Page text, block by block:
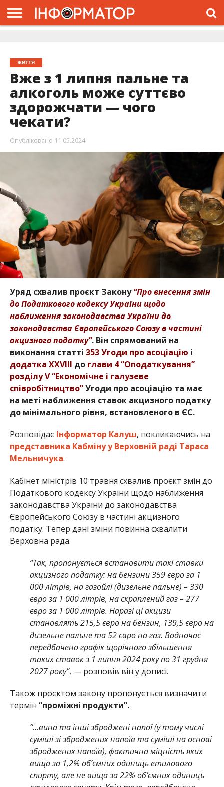
ЖИТТЯ
Вже з 1 липня пальне та
алкоголь може суттєво
здорожчати — чого
чекати?
Опубліковано 11.05.2024
Уряд схвалив проєкт Закону “Про внесення змін
до Податкового кодексу України щодо
наближення законодавства України до
законодавства Європейського Союзу в частині
акцизного податку”. Він спрямований на
виконання статті 353 Угоди про асоціацію і
додатка XXVIII до глави 4 “Оподаткування”
розділу V “Економічне і галузеве
співробітництво”Угоди про асоціацію та має
на меті наближення ставок акцизного податку
до мінімального рівня, встановленого в ЄС.
Розповідає Інформатор Калуш, покликаючись на
представника Кабміну у Верховній раді Тараса
Мельничука.
Кабінет міністрів 10 травня схвалив проєкт змін до
Податкового кодексу України щодо наближення
законодавства України до законодавства
Європейського Союзу в частині акцизного
податку. Тепер дані зміни повинна схвалити
Верховна рада.
“Так, пропонується встановити такі ставки
акцизного податку: на бензини 359 євро за 1
000 літрів, на газойлі (дизельне пальне) – 330
євро за 1 000 літрів, на скраплений газ – 277
євро за 1 000 літрів. Наразі ці акцизи
становлять 215,5 євро на бензин, 139,5 євро на
дизельне пальне та 52 євро на газ. Водночас
передбачено графік щорічного збільшення
таких ставок з 1 липня 2024 року по 31 грудня
2027 року”, — розповів він у дописі.
Також проєктом закону пропонується визначити
термін “проміжні продукти”.
“…вина та інші зброджені напої (у тому числі
суміші зі зброджених напоїв та суміші на основі
зброджених напоїв), фактична міцність яких
вища за 1,2% обʼємних одиниць етилового
спирту, але не вища за 22% обʼємних одиниць